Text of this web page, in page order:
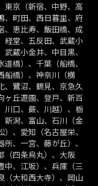
東京（新宿、中野、高
、町田、西日暮里、府
、恵比寿、飯田橋、成
経堂、五反田、武蔵小
蔵小金井、中目黒、
橋）、千葉（船橋、
船橋）、神奈川（横
、鷺沼、鶴見、京急久
ヶ丘遊園、登戸、新百
川口、蕨、川越）、栃
新潟、富山、石川（金
、愛知（名古屋栄、
、一宮、藤が丘）、
（四条烏丸）、大阪
中、江坂）、兵庫（三
（大和西大寺）、岡山